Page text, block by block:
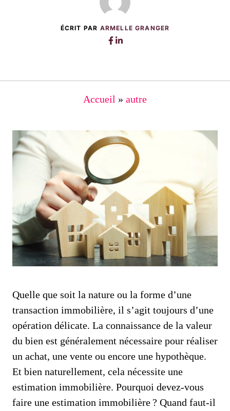
ÉCRIT PAR ARMELLE GRANGER
Accueil » autre
Quelle que soit la nature ou la forme d’une
transaction immobilière, il s’agit toujours d’une
opération délicate. La connaissance de la valeur
du bien est généralement nécessaire pour réaliser
un achat, une vente ou encore une hypothèque.
Et bien naturellement, cela nécessite une
estimation immobilière. Pourquoi devez-vous
faire une estimation immobilière ? Quand faut-il